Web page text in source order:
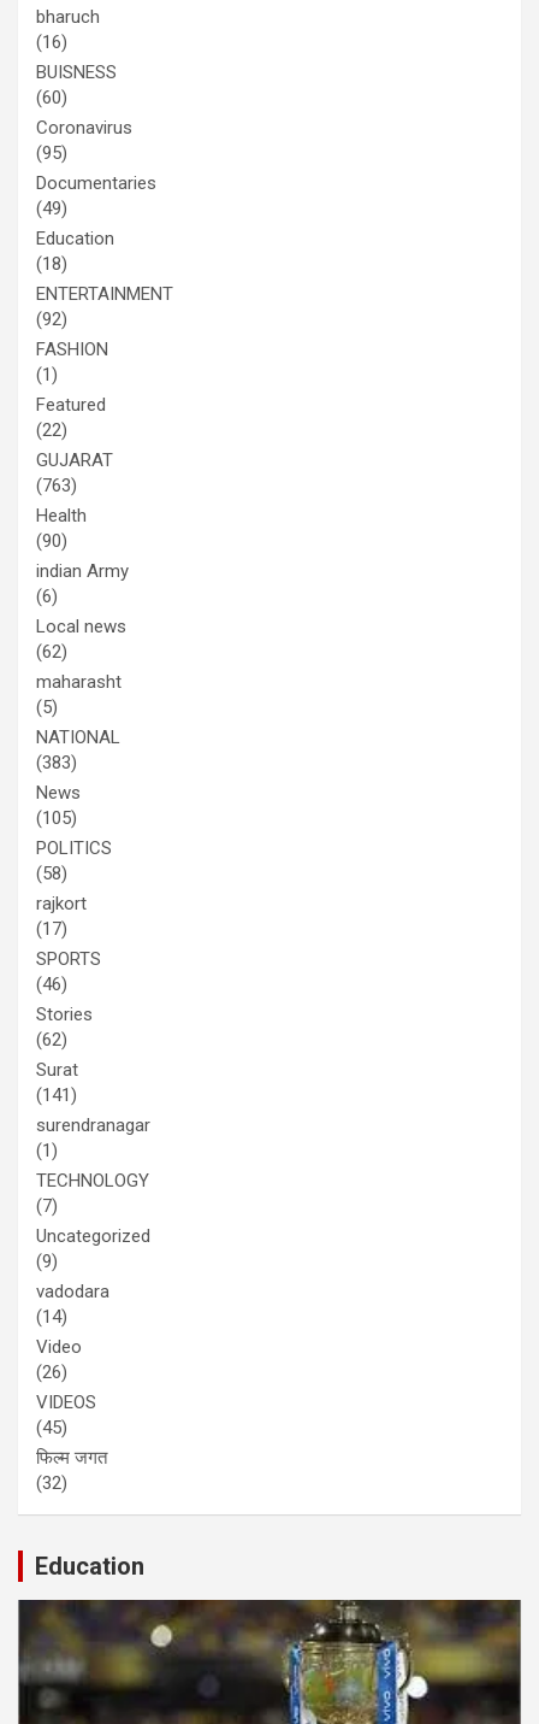
bharuch
(16)
BUISNESS
(60)
Coronavirus
(95)
Documentaries
(49)
Education
(18)
ENTERTAINMENT
(92)
FASHION
(1)
Featured
(22)
GUJARAT
(763)
Health
(90)
indian Army
(6)
Local news
(62)
maharasht
(5)
NATIONAL
(383)
News
(105)
POLITICS
(58)
rajkort
(17)
SPORTS
(46)
Stories
(62)
Surat
(141)
surendranagar
(1)
TECHNOLOGY
(7)
Uncategorized
(9)
vadodara
(14)
Video
(26)
VIDEOS
(45)
फिल्म जगत
(32)
Education